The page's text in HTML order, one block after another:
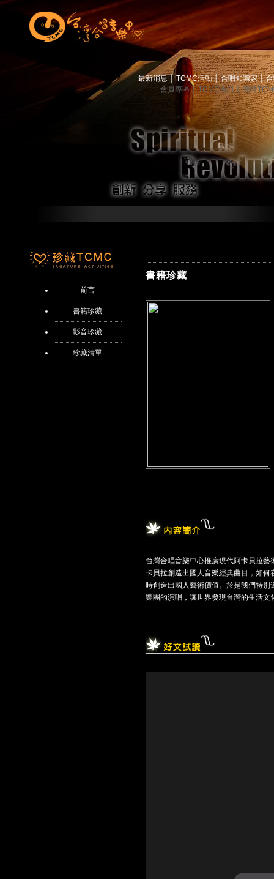
最新消息 TCMC活動│ 合唱知識家│
會員專區│ TCMC會訊│ 關於
前言
書籍珍藏
影音珍藏
珍藏清單
書籍珍藏
台灣合唱音樂中心推廣現代阿卡貝拉
卡貝拉創造出國人音樂經典曲目，如
時創造出國人藝術價值。於是我們特
樂團的演唱，讓世界發現台灣的生活文